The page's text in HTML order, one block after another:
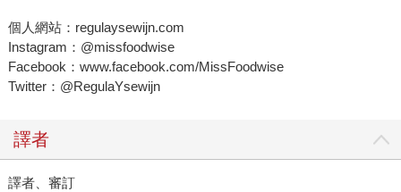
個人網站：regulaysewijn.com
Instagram：@missfoodwise
Facebook：www.facebook.com/MissFoodwise
Twitter：@RegulaYsewijn
譯者
譯者、審訂